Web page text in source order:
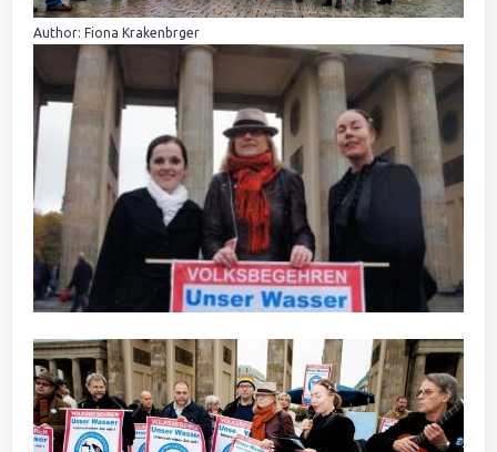
Author: Fiona Krakenbrger